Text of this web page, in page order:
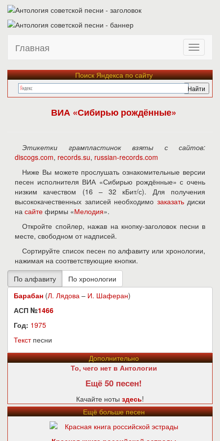
Главная
Поиск Яндекса по сайту
ВИА «Сибирью рождённые»
Этикетки грампластинок взяты с сайтов:
discogs.com, records.su, russian-records.com
Ниже Вы можете прослушать ознакомительные версии
песен исполнителя ВИА «Сибирью рождённые» с очень
низким качеством (16 – 32 кБит/с). Для получения
высококачественных записей необходимо заказатьдиски
на сайте фирмы «Мелодия».
Откройте спойлер, нажав на кнопку-заголовок песни в
месте, свободном от надписей.
Сортируйте список песен по алфавиту или хронологии,
нажимая на соответствующие кнопки.
Барабан (Л. Лядова – И. Шаферан)
АСП №1466
Год: 1975
Текстпесни
Дополнительно
То, чего нет в Антологии
Ещё 50 песен!
Качайте ноты здесь!
Ещё больше песен